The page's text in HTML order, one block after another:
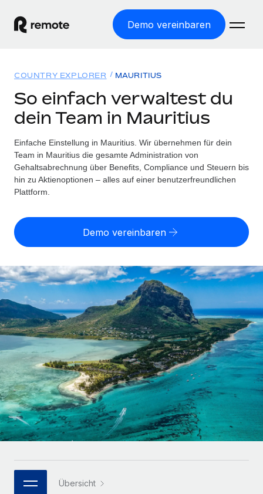
Demo vereinbaren
WELTWEITE BESCHÄFTIGUNG
Globale Payroll
Einfache, rechtssicher Payroll
Employer of Record
Weltweites Wachstum ohne Kosten für Niederlassungen
Contractor of Record
Rechtssichere, weltweite Arbeit mit Freelancer:innen
Globales Onboarding und Verwalten von
Freelancer:innen
PEO
Auslagern von komplexen HR-Aufgaben
INFRASTRUKTUR
Remote Embedded
Nahtlose Integration der HR in bestehende Abläufe
Plattform
Integrierte HR-Kernfunktionen für dein Team
MCP
Lösungen
WELTWEITE ABDECKUNG
Country Explorer
Länderspezifische Unterstützung bei der Einstellung
Einfache Einstellung in allen US-Bundesstaaten
WACHSTUMSPHASE
Startups
Agile HR- und Payroll-Lösungen für wachsende
Unternehmen
Mittelstand
Maßgeschneiderte HR-Lösungen, um Teams zu
vergrößern
Enterprise
Globale HR für Konzerne und Großunternehmen
PARTNER WERDEN
Ressourcen
TOOLS UND RECHNER
Scheinselbstständigkeitsrisiko berechnen
Personalkostenrechner
Gesamtbeschäftigungskosten
Honorarzahlungen berechnen
Informationen zu möglichen Währungen und
Abwicklungsfristen für globale Freelancer:innen
LERNEN MIT REMOTE
Forschung und Leitfäden
Fallstudien
HR-Glossar
Bibliothek für Stellenbeschreibungen
Preise
Nederlands
Français
Deutsch
Español
Italiano
Português (Portugal)
한국어
Anmelden
COUNTRY EXPLORER MAURITIUS
So einfach verwaltest du
dein Team in Mauritius
Einfache Einstellung in Mauritius. Wir übernehmen für dein
Team in Mauritius die gesamte Administration von
Gehaltsabrechnung über Benefits, Compliance und Steuern bis
hin zu Aktienoptionen – alles auf einer benutzerfreundlichen
Plattform.
Demo vereinbaren
Übersicht